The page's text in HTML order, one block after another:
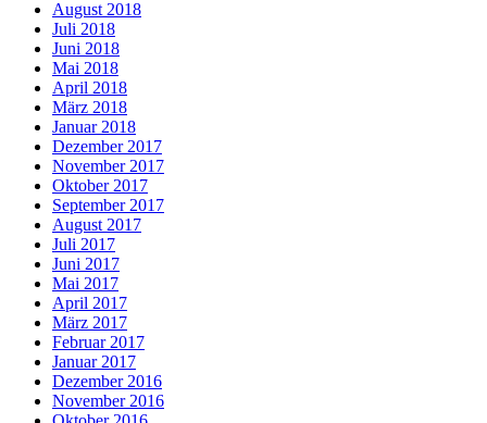
August 2018
Juli 2018
Juni 2018
Mai 2018
April 2018
März 2018
Januar 2018
Dezember 2017
November 2017
Oktober 2017
September 2017
August 2017
Juli 2017
Juni 2017
Mai 2017
April 2017
März 2017
Februar 2017
Januar 2017
Dezember 2016
November 2016